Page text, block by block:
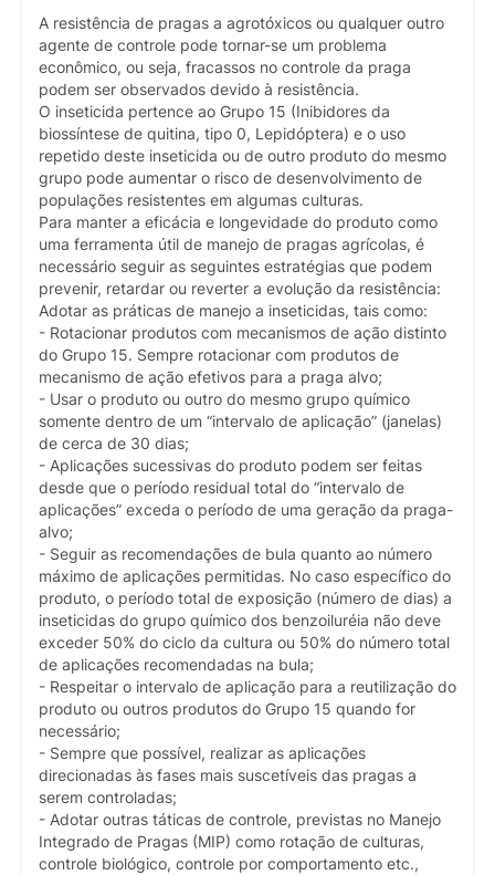
A resistência de pragas a agrotóxicos ou qualquer outro
agente de controle pode tornar-se um problema
econômico, ou seja, fracassos no controle da praga
podem ser observados devido à resistência.
O inseticida pertence ao Grupo 15 (Inibidores da
biossíntese de quitina, tipo 0, Lepidóptera) e o uso
repetido deste inseticida ou de outro produto do mesmo
grupo pode aumentar o risco de desenvolvimento de
populações resistentes em algumas culturas.
Para manter a eficácia e longevidade do produto como
uma ferramenta útil de manejo de pragas agrícolas, é
necessário seguir as seguintes estratégias que podem
prevenir, retardar ou reverter a evolução da resistência:
Adotar as práticas de manejo a inseticidas, tais como:
- Rotacionar produtos com mecanismos de ação distinto
do Grupo 15. Sempre rotacionar com produtos de
mecanismo de ação efetivos para a praga alvo;
- Usar o produto ou outro do mesmo grupo químico
somente dentro de um “intervalo de aplicação” (janelas)
de cerca de 30 dias;
- Aplicações sucessivas do produto podem ser feitas
desde que o período residual total do “intervalo de
aplicações” exceda o período de uma geração da praga-
alvo;
- Seguir as recomendações de bula quanto ao número
máximo de aplicações permitidas. No caso específico do
produto, o período total de exposição (número de dias) a
inseticidas do grupo químico dos benzoiluréia não deve
exceder 50% do ciclo da cultura ou 50% do número total
de aplicações recomendadas na bula;
- Respeitar o intervalo de aplicação para a reutilização do
produto ou outros produtos do Grupo 15 quando for
necessário;
- Sempre que possível, realizar as aplicações
direcionadas às fases mais suscetíveis das pragas a
serem controladas;
- Adotar outras táticas de controle, previstas no Manejo
Integrado de Pragas (MIP) como rotação de culturas,
controle biológico, controle por comportamento etc.,